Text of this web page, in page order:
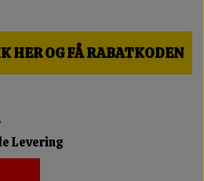
HER OG FÅ RABATKODEN
Levering